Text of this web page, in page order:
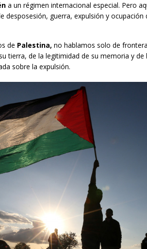
a un régimen internacional especial. Pero
desposesión, guerra, expulsión y
de Palestina, no hablamos solo de
tierra, de la legitimidad de su memoria y
sobre la expulsión.